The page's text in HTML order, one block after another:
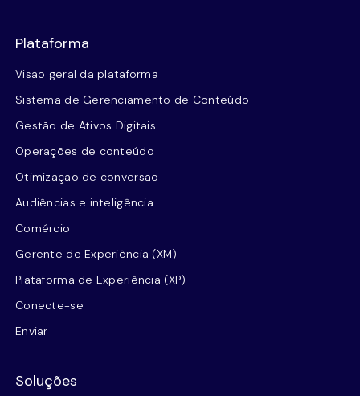
Plataforma
Visão geral da plataforma
Sistema de Gerenciamento de Conteúdo
Gestão de Ativos Digitais
Operações de conteúdo
Otimização de conversão
Audiências e inteligência
Comércio
Gerente de Experiência (XM)
Plataforma de Experiência (XP)
Conecte-se
Enviar
Soluções